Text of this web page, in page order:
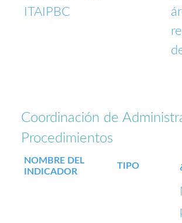
ITAIPBC
Coordinación de
Procedimientos
NOMBRE DEL
INDICADOR
TIPO